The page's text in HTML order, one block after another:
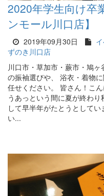
2020年学生向け卒
ンモール川口店】
2019年09月30日
ずのき川口店
川口市・草加市・蕨市・鳩
の振袖選びや、 浴衣・着物
任せください。 皆さん！こ
うあっという間に夏が終わ
して早半年がたとうとして
い...